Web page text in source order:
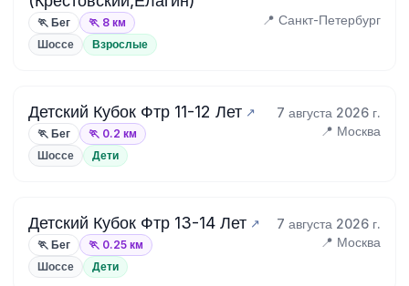
🏃 Бег 🏃 8 км 📍 Санкт-Петербург
Шоссе Взрослые
Детский Кубок Фтр 11-12 Лет 7 августа 2026 г.
🏃 Бег 🏃 0.2 км 📍 Москва
Шоссе Дети
Детский Кубок Фтр 13-14 Лет 7 августа 2026 г.
🏃 Бег 🏃 0.25 км 📍 Москва
Шоссе Дети